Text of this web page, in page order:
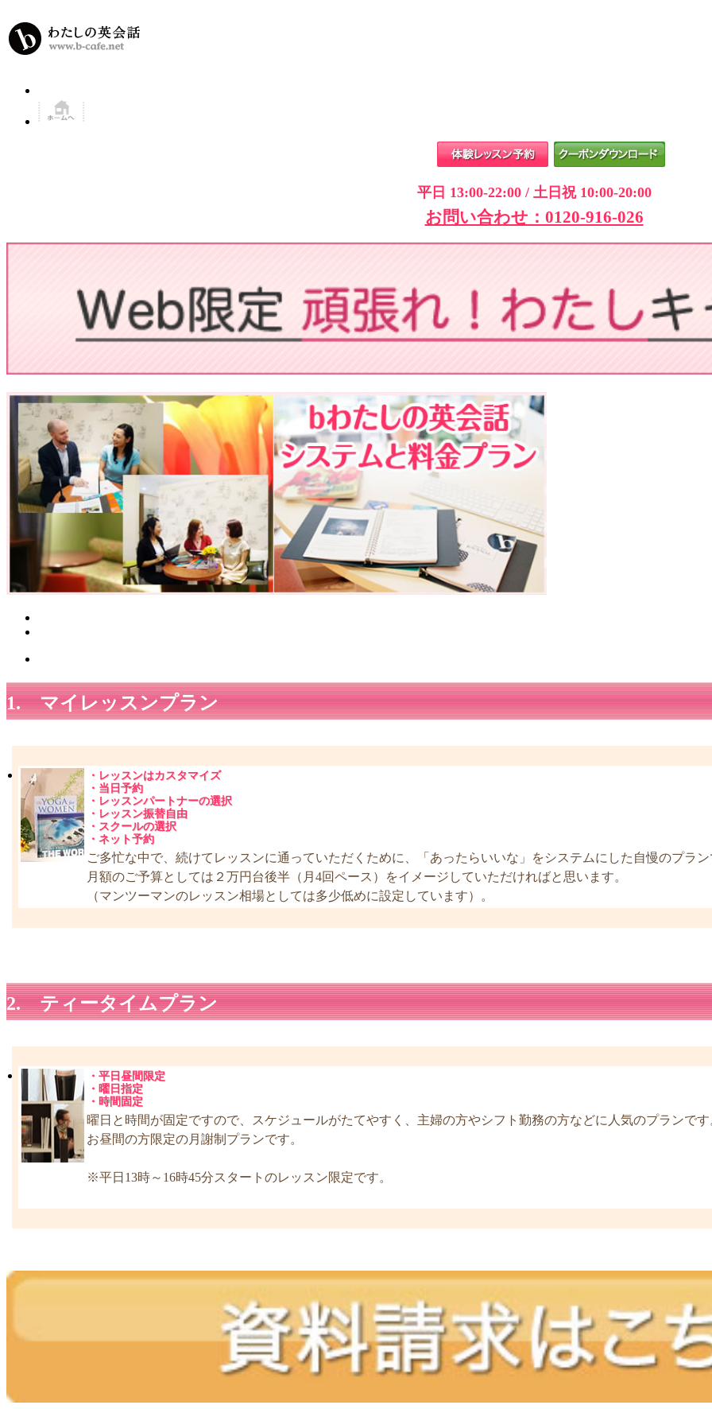
平日 13:00-22:00 / 土日祝 10:00-20:00
お問い合わせ：0120-916-026
1. マイレッスンプラン
・レッスンはカスタマイズ
・当日予約
・レッスンパートナーの選択
・レッスン振替自由
・スクールの選択
・ネット予約
ご多忙な中で、続けてレッスンに通っていただくために、「あったらいいな」をシステムにした自慢のプラ
月額のご予算としては２万円台後半（月4回ペース）をイメージしていただければと思います。
（マンツーマンのレッスン相場としては多少低めに設定しています）。
2. ティータイムプラン
・平日昼間限定
・曜日指定
・時間固定
曜日と時間が固定ですので、スケジュールがたてやすく、主婦の方やシフト勤務の方などに人気のプランです
お昼間の方限定の月謝制プランです。
※平日13時～16時45分スタートのレッスン限定です。